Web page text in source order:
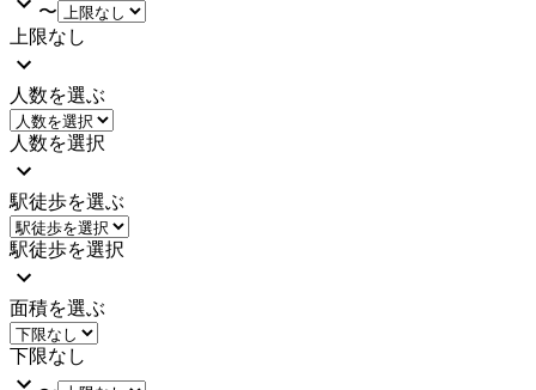
〜
上限なし
人数を選ぶ
人数を選択
駅徒歩を選ぶ
駅徒歩を選択
面積を選ぶ
下限なし